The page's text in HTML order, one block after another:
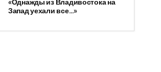
Запад уехали все…»